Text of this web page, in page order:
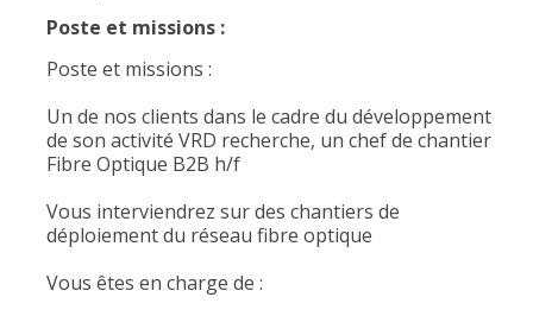
Poste et missions :
Poste et missions :
Un de nos clients dans le cadre du développement
de son activité VRD recherche, un chef de chantier
Fibre Optique B2B h/f
Vous interviendrez sur des chantiers de
déploiement du réseau fibre optique
Vous êtes en charge de :